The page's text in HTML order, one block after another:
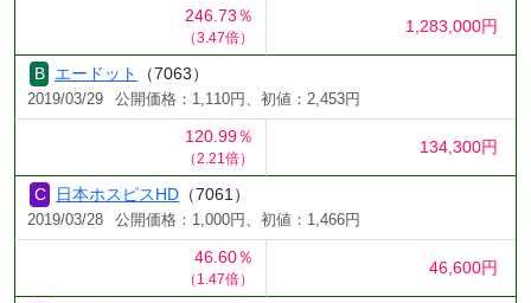
246.73％
（3.47倍）
1,283,000円
エードット （7063）
2019/03/29 公開価格：1,110円、初値：2,453円
120.99％
（2.21倍）
134,300円
日本ホスピスHD （7061）
2019/03/28 公開価格：1,000円、初値：1,466円
46.60％
（1.47倍）
46,600円